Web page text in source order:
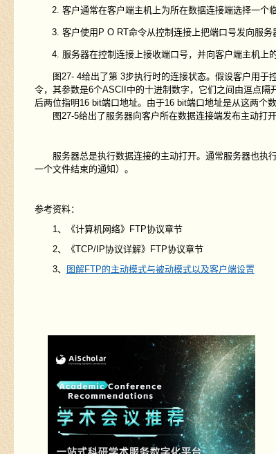
客户通常在客户端主机上为所在数据连接端选择一个
客户使用P O RT命令从控制连接上把端口号发向服务
服务器在控制连接上接收端口号，并向客户端主机上
图27- 4给出了第 3步执行时的连接状态。假设客户用于
令，其参数是6个ASCII中的十进制数字，它们之间由逗点
后两位指明16 bit端口地址。由于16 bit端口地址是从这两个
图27-5给出了服务器向客户所在数据连接端发布主动打开
服务器总是执行数据连接的主动打开。通常服务器也执
一个文件结束的通知）。
参考资料：
1、《计算机网络》FTP协议章节
2、《TCP/IP协议详解》FTP协议章节
3、
图解FTP的主动模式与被动模式以及客户端设置